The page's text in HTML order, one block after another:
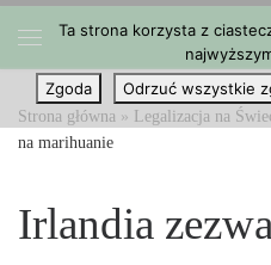
Przejdź do treści
Strona główna » Legalizacja na
na marihuanie
Irlandia
Ta strona korzysta z
Zgoda
Odrzuć wszystkie